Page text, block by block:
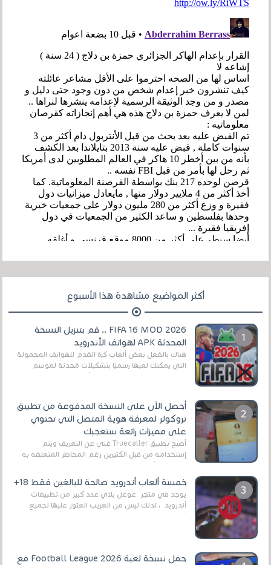
أكثر المواضيع مشاهدة هذا الأسبوع
FIFA 16 MOD 2026 .. قم بتنزيل النسخة
المحدثة APK لهواتف الأندرويد
هناك بالفعل بعض ألعاب كرة القدم للهواتف المحمولة
التي يمكنك لعبها رسميًا بتشكيلات مُحدثة لموسم
أحصل الآن على النسخة المدفوعة من تطبيق
تروكولر لمعرفة هوية المتصل التي تحتوي
على مميزات رائعة ستعجبك
أصبح تطبيق Truecaller غني عن التعريف ويتم
إستخدامه من قبل الكثيرين رغم المخاطر المتعلقه به
خمسة ألعاب أندرويد صالحة للبالغين فقط 18+
يوجد في متجر غوغل بلاي عدد كبير من تطبيقات
أندرويد ، لذلك ليس من الغريب العثور عليها لجميع
حمل نسخة لعبة Football League 2026 مع